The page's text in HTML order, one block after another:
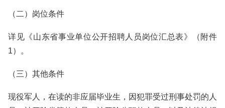
（二）岗位条件
详见《山东省事业单位公开招聘人员岗位汇总表》（附件
1）。
（三）其他条件
现役军人，在读的非应届毕业生，因犯罪受过刑事处罚的人